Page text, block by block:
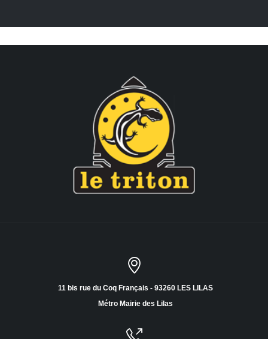
11 bis rue du Coq Français - 93260 LES LILAS
Métro Mairie des Lilas